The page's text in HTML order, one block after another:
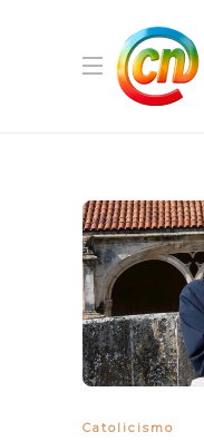
Catolicismo